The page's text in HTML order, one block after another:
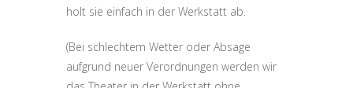
holt sie einfach in der Werkstatt ab.
(Bei schlechtem Wetter oder Absage
aufgrund neuer Verordnungen werden wir